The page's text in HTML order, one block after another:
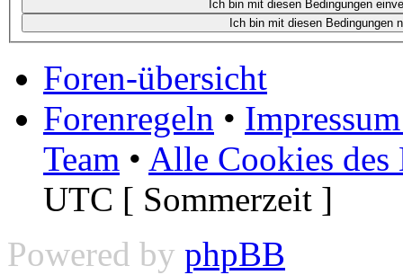
Foren-übersicht
Forenregeln •
Team • Alle Cookies des
UTC [ Sommerzeit ]
Powered by phpBB